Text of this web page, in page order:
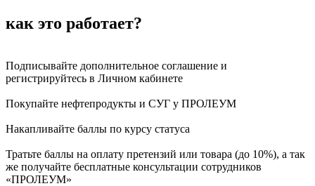
как это работает?
Подписывайте дополнительное соглашение и
регистрируйтесь в Личном кабинете
Покупайте нефтепродукты и СУГ у ПРОЛЕУМ
Накапливайте баллы по курсу статуса
Тратьте баллы на оплату претензий или товара (до 10%), а так
же получайте бесплатные консультации сотрудников
«ПРОЛЕУМ»